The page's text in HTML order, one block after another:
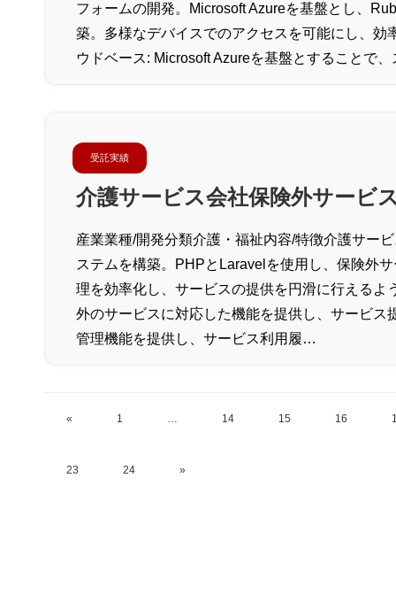
フォームの開発。Microsoft Azureを基盤とし、
築。多様なデバイスでのアクセスを可能にし、
ウドベース: Microsoft Azureを基盤とすることで
受託実績
介護サービス会社保険外サービ
産業業種/開発分類介護・福祉内容/特徴介護サー
ステムを構築。PHPとLaravelを使用し、保険外
理を効率化し、サービスの提供を円滑に行える
外のサービスに対応した機能を提供し、サービ
管理機能を提供し、サービス利用履…
« 1 … 14 15 16
23 24 »